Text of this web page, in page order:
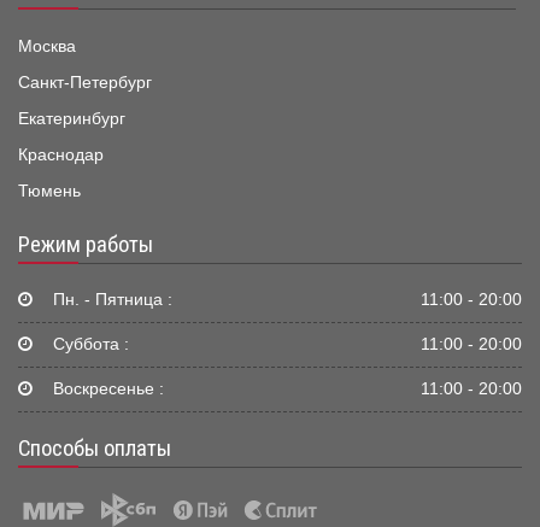
Москва
Санкт-Петербург
Екатеринбург
Краснодар
Тюмень
Режим работы
Пн. - Пятница : 11:00 - 20:00
Суббота : 11:00 - 20:00
Воскресенье : 11:00 - 20:00
Способы оплаты